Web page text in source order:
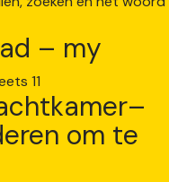
– my
om te